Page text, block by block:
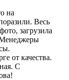
на
Весь
загрузила
Менеджеры
от качества.
С